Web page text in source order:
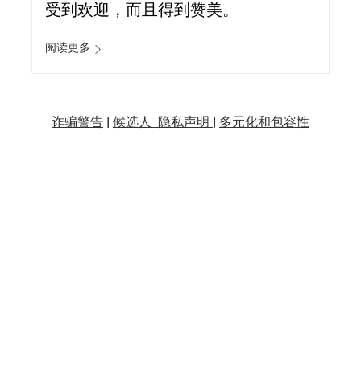
受到欢迎，而且得到赞美。
阅读更多
诈骗警告| 候选人 隐私声明 | 多元化和包容性